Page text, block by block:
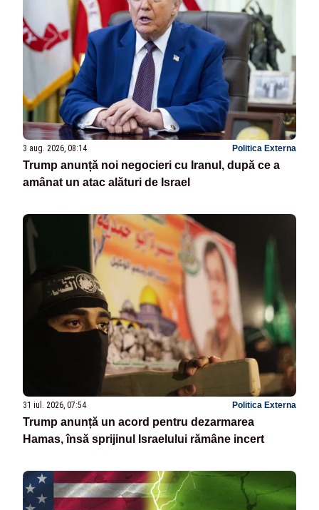
3 aug. 2026, 08:14 Politica Externa
Trump anunță noi negocieri cu Iranul, după ce a
amânat un atac alături de Israel
31 iul. 2026, 07:54 Politica Externa
Trump anunță un acord pentru dezarmarea
Hamas, însă sprijinul Israelului rămâne incert